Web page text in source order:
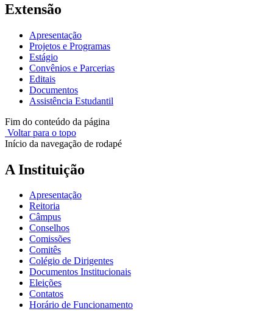
Extensão
Apresentação
Projetos e Programas
Estágio
Convênios e Parcerias
Editais
Documentos
Assistência Estudantil
Fim do conteúdo da página
Voltar para o topo
Início da navegação de rodapé
A Instituição
Apresentação
Reitoria
Câmpus
Conselhos
Comissões
Comitês
Colégio de Dirigentes
Documentos Institucionais
Eleições
Contatos
Horário de Funcionamento